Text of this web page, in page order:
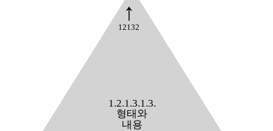
1.2.1.3.1.3.
형태와
내용
↑
12132